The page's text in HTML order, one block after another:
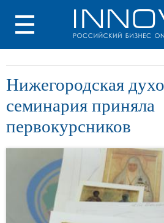
Нижегородская
семинария приняла
первокурсников